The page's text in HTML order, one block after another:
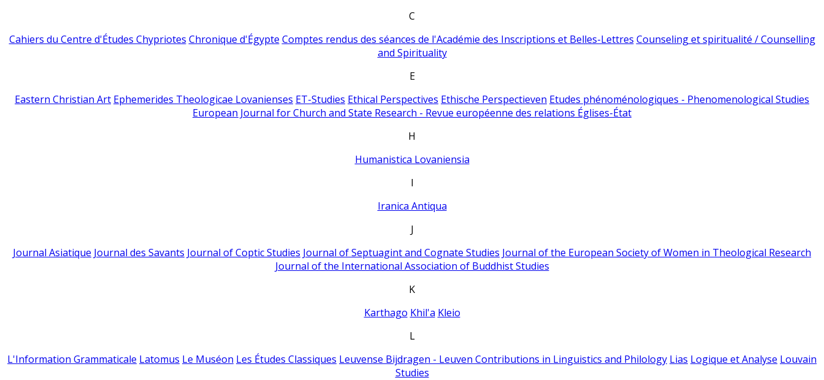
C
Cahiers du Centre d'Études Chypriotes Chronique d'Égypte Comptes rendus des séances de l'Académie des Inscriptions et Belles-Lettres Counseling et spiritualité / Counselling
and Spirituality
E
Eastern Christian Art Ephemerides Theologicae Lovanienses ET-Studies Ethical Perspectives Ethische Perspectieven Etudes phénoménologiques - Phenomenological Studies
European Journal for Church and State Research - Revue européenne des relations Églises-État
H
Humanistica Lovaniensia
I
Iranica Antiqua
J
Journal Asiatique Journal des Savants Journal of Coptic Studies Journal of Septuagint and Cognate Studies Journal of the European Society of Women in Theological Research
Journal of the International Association of Buddhist Studies
K
Karthago Khil'a Kleio
L
L'Information Grammaticale Latomus Le Muséon Les Études Classiques Leuvense Bijdragen - Leuven Contributions in Linguistics and Philology Lias Logique et Analyse Louvain
Studies